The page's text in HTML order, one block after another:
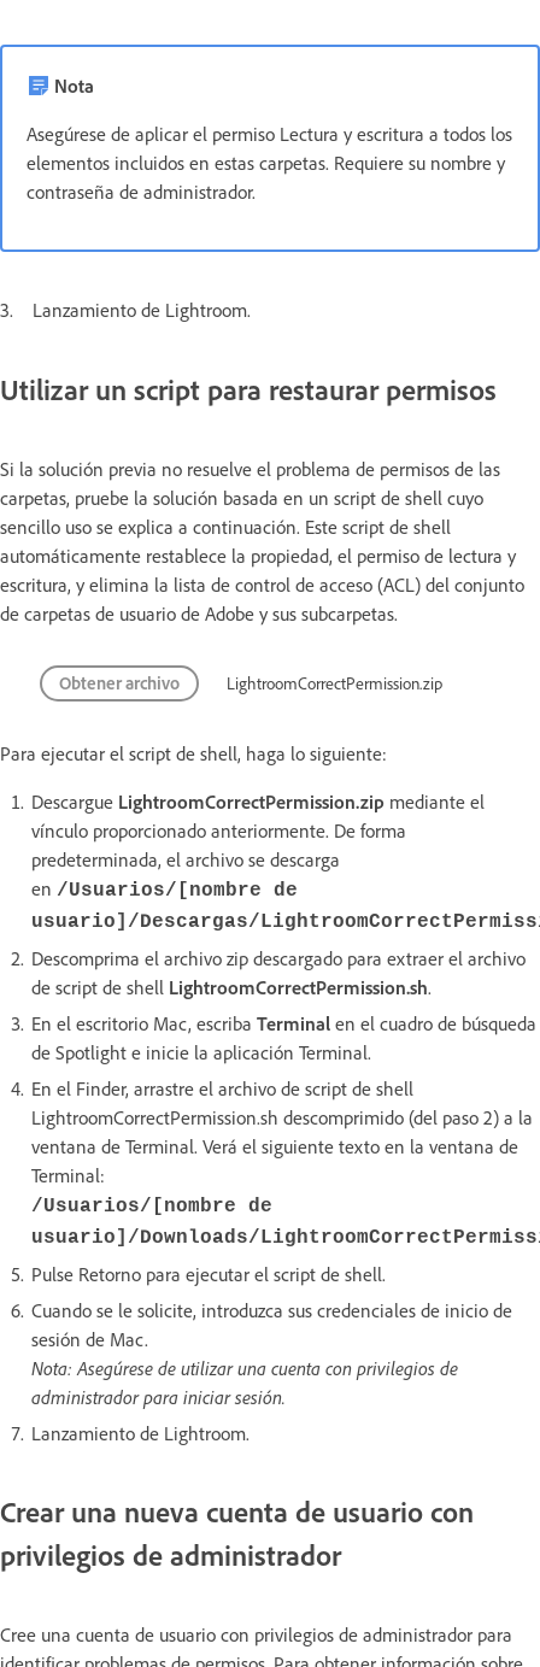
Nota
Asegúrese de aplicar el permiso Lectura y escritura a todos los
elementos incluidos en estas carpetas. Requiere su nombre y
contraseña de administrador.
3. Lanzamiento de Lightroom.
Utilizar un script para restaurar permisos
Si la solución previa no resuelve el problema de permisos de las
carpetas, pruebe la solución basada en un script de shell cuyo
sencillo uso se explica a continuación. Este script de shell
automáticamente restablece la propiedad, el permiso de lectura y
escritura, y elimina la lista de control de acceso (ACL) del conjunto
de carpetas de usuario de Adobe y sus subcarpetas.
Obtener archivo LightroomCorrectPermission.zip
Para ejecutar el script de shell, haga lo siguiente:
Descargue LightroomCorrectPermission.zip mediante el
vínculo proporcionado anteriormente. De forma
predeterminada, el archivo se descarga
en /Usuarios/[nombre de
usuario]/Descargas/
Descomprima el archivo zip descargado para extraer el archivo
de script de shell LightroomCorrectPermission.sh.
En el escritorio Mac, escriba Terminal en el cuadro de búsqueda
de Spotlight e inicie la aplicación Terminal.
En el Finder, arrastre el archivo de script de shell
LightroomCorrectPermission.sh descomprimido (del paso 2) a la
ventana de Terminal. Verá el siguiente texto en la ventana de
Terminal:
/Usuarios/[nombre de
usuario]/Downloads/
Pulse Retorno para ejecutar el script de shell.
Cuando se le solicite, introduzca sus credenciales de inicio de
sesión de Mac.
Nota: Asegúrese de utilizar una cuenta con privilegios de
administrador para iniciar sesión.
Lanzamiento de Lightroom.
Crear una nueva cuenta de usuario con
privilegios de administrador
Cree una cuenta de usuario con privilegios de administrador para